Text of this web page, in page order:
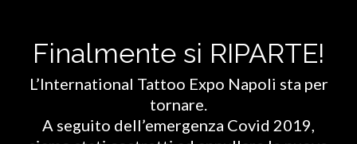
Finalmente si RIPARTE!
L’International Tattoo Expo Napoli sta per
tornare.
A seguito dell’emergenza Covid 2019,